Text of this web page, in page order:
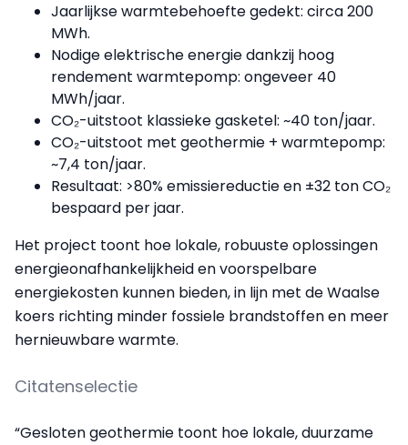
Jaarlijkse warmtebehoefte gedekt: circa 200
MWh.
Nodige elektrische energie dankzij hoog
rendement warmtepomp: ongeveer 40
MWh/jaar.
CO₂-uitstoot klassieke gasketel: ~40 ton/jaar.
CO₂-uitstoot met geothermie + warmtepomp:
~7,4 ton/jaar.
Resultaat: >80% emissiereductie en ±32 ton CO₂
bespaard per jaar.
Het project toont hoe lokale, robuuste oplossingen
energieonafhankelijkheid en voorspelbare
energiekosten kunnen bieden, in lijn met de Waalse
koers richting minder fossiele brandstoffen en meer
hernieuwbare warmte.
Citatenselectie
“Gesloten geothermie toont hoe lokale, duurzame